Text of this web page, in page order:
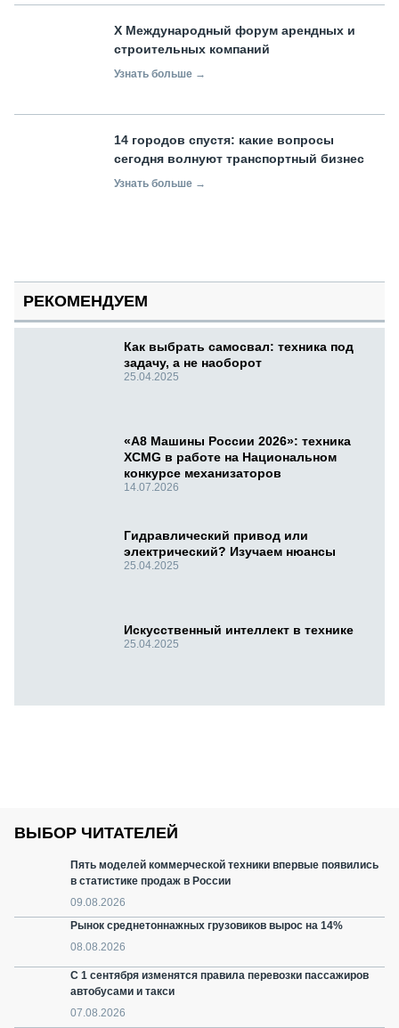
X Международный форум арендных и
строительных компаний
Узнать больше →
14 городов спустя: какие вопросы
сегодня волнуют транспортный бизнес
Узнать больше →
РЕКОМЕНДУЕМ
Как выбрать самосвал: техника под
задачу, а не наоборот
25.04.2025
«А8 Машины России 2026»: техника
XCMG в работе на Национальном
конкурсе механизаторов
14.07.2026
Гидравлический привод или
электрический? Изучаем нюансы
25.04.2025
Искусственный интеллект в технике
25.04.2025
ВЫБОР ЧИТАТЕЛЕЙ
Пять моделей коммерческой техники впервые появились
в статистике продаж в России
09.08.2026
Рынок среднетоннажных грузовиков вырос на 14%
08.08.2026
С 1 сентября изменятся правила перевозки пассажиров
автобусами и такси
07.08.2026